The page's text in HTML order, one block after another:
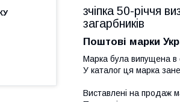
зчіпка 50-річчя
загарбників
Поштові марки
Марка була випущена в
У каталог ця марка
Виставлені на продаж